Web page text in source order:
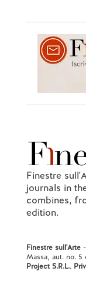
Finestre
journals in
combines,
edition.
Finestre sull'Arte-
Massa, aut. no. 5
Project S.R.L..